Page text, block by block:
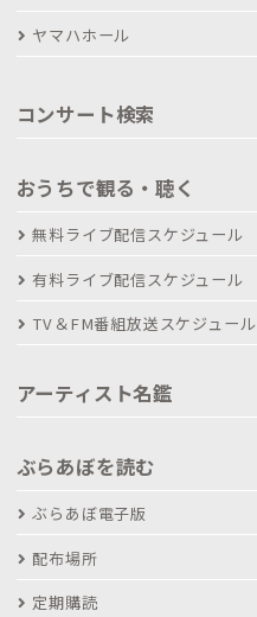
ヤマハホール
コンサート検索
おうちで観る・聴く
無料ライブ配信スケジュール
有料ライブ配信スケジュール
TV＆FM番組放送スケジュール
アーティスト名鑑
ぶらあぼを読む
ぶらあぼ電子版
配布場所
定期購読